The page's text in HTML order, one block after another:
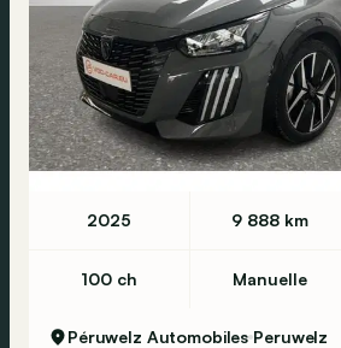
2025 9 888 km
100 ch Manuelle
Péruwelz Automobiles Peruwelz